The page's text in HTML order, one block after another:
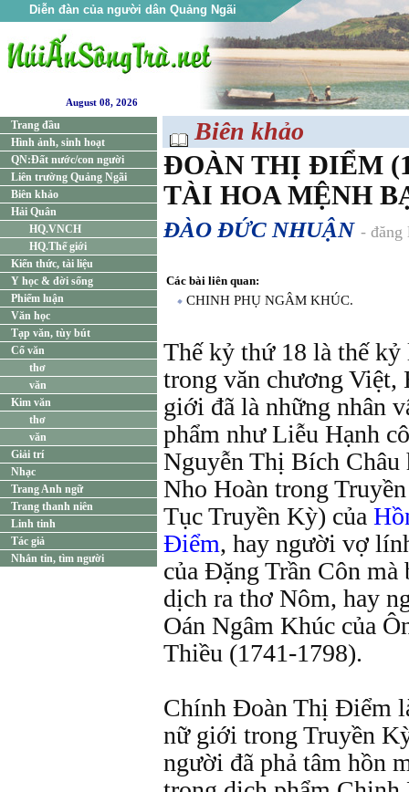
Diễn đàn của người dân Quảng Ngãi
August 08, 2026
Trang đầu
Hình ảnh, sinh hoạt
QN:Đất nước/con người
Liên trường Quảng Ngãi
Biên khảo
Hải Quân
HQ.VNCH
HQ.Thế giới
Kiến thức, tài liệu
Y học & đời sống
Phiếm luận
Văn học
Tạp văn, tùy bút
Cổ văn
thơ
văn
Kim văn
thơ
văn
Giải trí
Nhạc
Trang Anh ngữ
Trang thanh niên
Linh tinh
Tác giả
Nhắn tin, tìm người
Biên khảo
ĐOÀN THỊ ĐIỂM
TÀI HOA MỆNH
ĐÀO ĐỨC NHUẬN - đăng
Các bài liên quan:
CHINH PHỤ NGÂM KHÚC.
Thế kỷ thứ 18 là thế
trong văn chương Việt,
giới đã là những nhân
phẩm như Liễu Hạnh
Nguyễn Thị Bích
Nho Hoàn trong
Tục Truyền Kỳ) của
Điểm, hay người vợ
của Đặng Trần Côn
dịch ra thơ Nôm, hay
Oán Ngâm Khúc của
Thiều (1741-1798).
Chính Đoàn Thị Điểm
nữ giới trong Truyền
người đã phả tâm hồn